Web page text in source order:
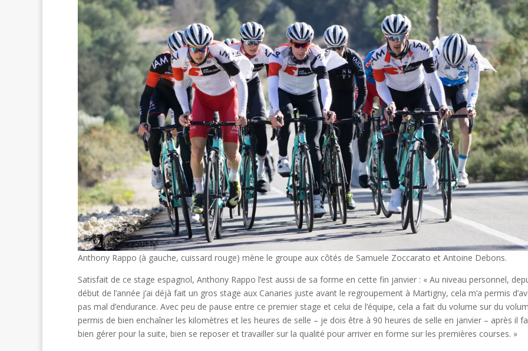
Anthony Rappo (à gauche, cuissard rouge) mène le groupe aux côtés de Samuele Zoccarato et Antoine Debons.
Satisfait de ce stage espagnol, Anthony Rappo l’est aussi de sa forme en cette fin janvier : « Au niveau personnel,
début de l’année j’ai déjà fait un gros stage aux Canaries juste avant le regroupement à Martigny, cela m’a permis
pas mal d’endurance. Avec peu de pause entre ce premier stage et celui de l’équipe, cela a fait du volume sur du
permis de bien enchaîner les kilomètres et les heures de selle – je dois être à 90 heures de selle en janvier – après il
bien gérer pour la suite, bien se reposer et travailler sur la qualité pour arriver en forme sur les premières courses. »